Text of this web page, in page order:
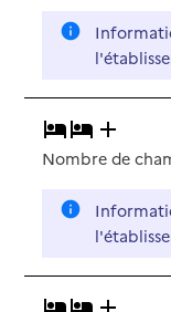
Nombre de